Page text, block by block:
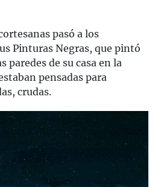
pasó a los
Pinturas Negras, que pintó
paredes de su casa en la
pensadas para
crudas.